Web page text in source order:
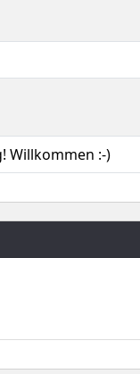
Willkommen :-)